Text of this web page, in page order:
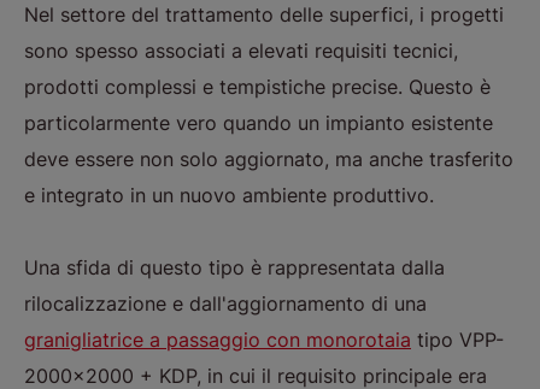
Nel settore del trattamento delle superfici, i progetti
sono spesso associati a elevati requisiti tecnici,
prodotti complessi e tempistiche precise. Questo è
particolarmente vero quando un impianto esistente
deve essere non solo aggiornato, ma anche trasferito
e integrato in un nuovo ambiente produttivo.
Una sfida di questo tipo è rappresentata dalla
rilocalizzazione e dall'aggiornamento di una
granigliatrice a passaggio con monorotaia tipo VPP-
2000x2000 + KDP, in cui il requisito principale era